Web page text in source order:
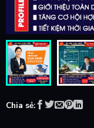
Chia sẻ: